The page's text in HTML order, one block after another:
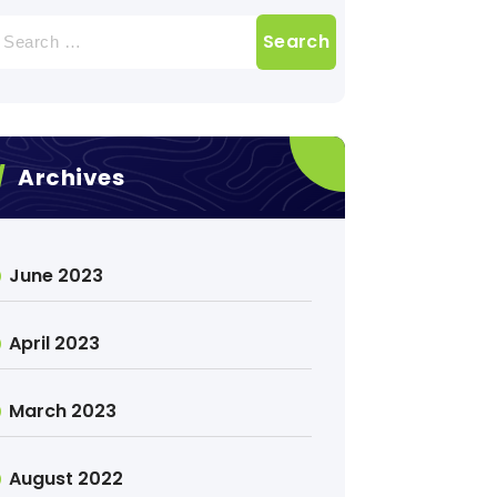
Archives
June 2023
April 2023
March 2023
August 2022